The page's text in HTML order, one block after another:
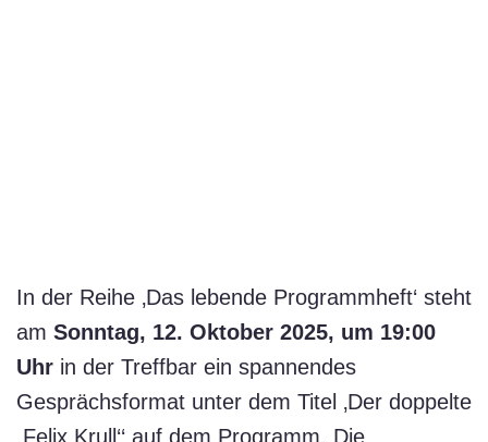
In der Reihe ‚Das lebende Programmheft‘ steht
am Sonntag, 12. Oktober 2025, um 19:00
Uhr in der Treffbar ein spannendes
Gesprächsformat unter dem Titel ‚Der doppelte
,Felix Krull‘‘ auf dem Programm. Die